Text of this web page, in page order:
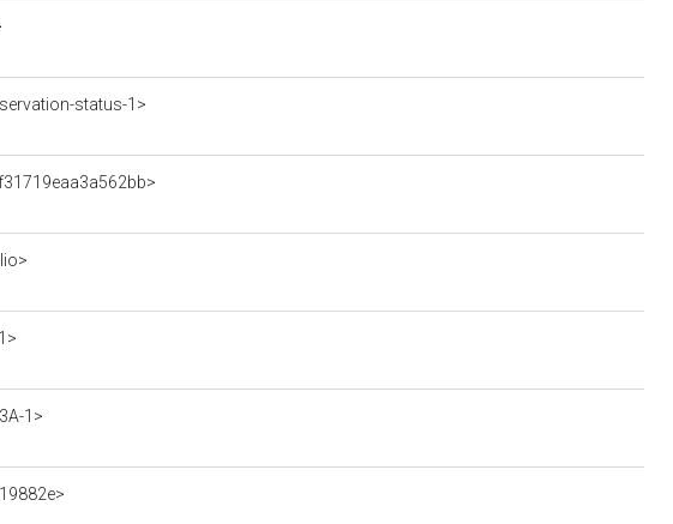
status-1>
1>